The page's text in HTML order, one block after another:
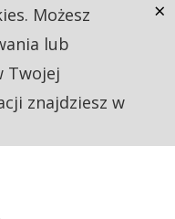
Możesz
lub
Twojej
znajdziesz w
×